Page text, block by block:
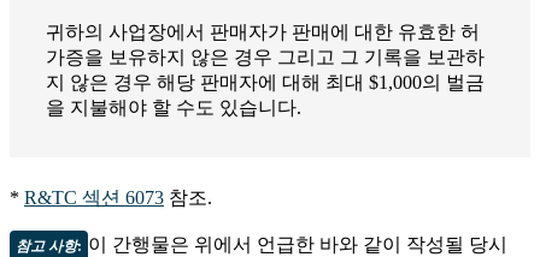
귀하의 사업장에서 판매자가 판매에 대한 유효한 허
가증을 보유하지 않은 경우 그리고 그 기록을 보관하
지 않은 경우 해당 판매자에 대해 최대 $1,000의 벌금
을 지불해야 할 수도 있습니다.
* R&TC 섹션 6073 참조.
참고 사항: 이 간행물은 위에서 언급한 바와 같이 작성될 당시